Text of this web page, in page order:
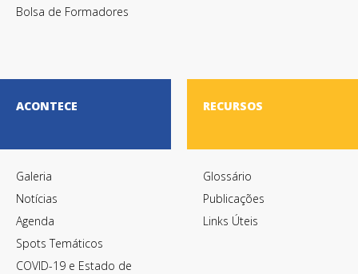
Bolsa de Formadores
ACONTECE
Galeria
Notícias
Agenda
Spots Temáticos
COVID-19 e Estado de
RECURSOS
Glossário
Publicações
Links Úteis